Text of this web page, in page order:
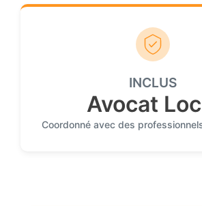
INCLUS
Avocat
Coordonné avec des